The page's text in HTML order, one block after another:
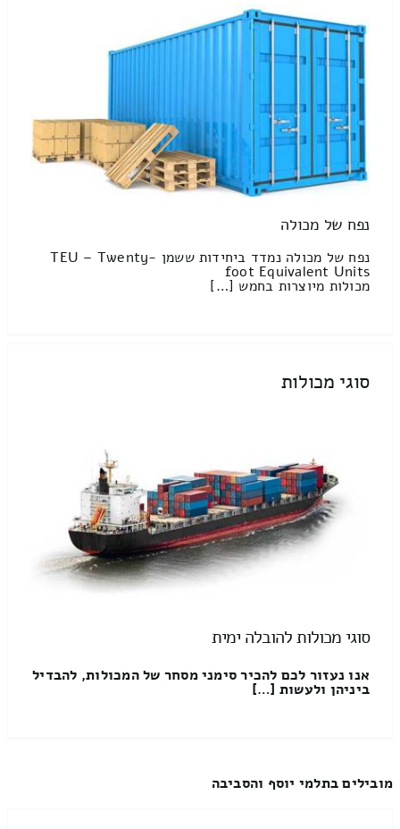
נפח של מכולה
נפח של מכולה נמדד ביחידות ששמן TEU – Twenty-
foot Equivalent Units
מכולות מיוצרות בחמש […]
סוגי מכולות
סוגי מכולות להובלה ימית
אנו נעזור לכם להכיר סימני מסחר של המכולות, להבדיל
ביניהן ולעשות […]
מובילים בתלמי יוסף והסביבה